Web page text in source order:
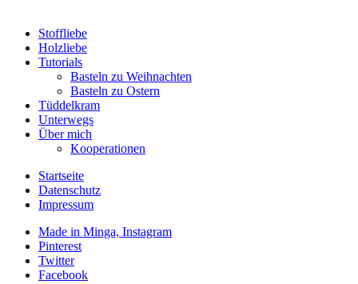
Stoffliebe
Holzliebe
Tutorials
Basteln zu Weihnachten
Basteln zu Ostern
Tüddelkram
Unterwegs
Über mich
Kooperationen
Startseite
Datenschutz
Impressum
Made in Minga, Instagram
Pinterest
Twitter
Facebook